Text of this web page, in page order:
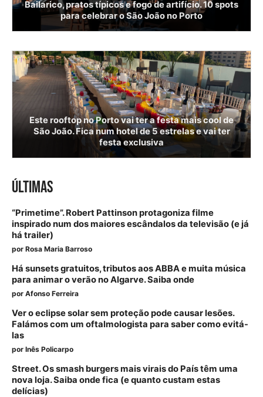
Bailarico, pratos típicos e fogo de artifício. 10 spots
para celebrar o São João no Porto
Este rooftop no Porto vai ter a festa mais cool de
São João. Fica num hotel de 5 estrelas e vai ter
festa exclusiva
ÚLTIMAS
“Primetime”. Robert Pattinson protagoniza filme
inspirado num dos maiores escândalos da televisão (e já
há trailer)
por Rosa Maria Barroso
Há sunsets gratuitos, tributos aos ABBA e muita música
para animar o verão no Algarve. Saiba onde
por Afonso Ferreira
Ver o eclipse solar sem proteção pode causar lesões.
Falámos com um oftalmologista para saber como evitá-
las
por Inês Policarpo
Street. Os smash burgers mais virais do País têm uma
nova loja. Saiba onde fica (e quanto custam estas
delícias)